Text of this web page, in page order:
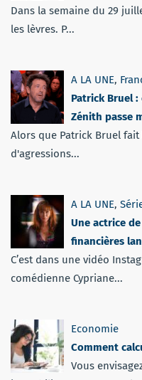
Dans la semaine du 29
les lèvres. P...
A LA UNE,
Patrick Bruel
Zénith passe
Alors que Patrick Bruel
d'agressions...
A LA UNE,
Une actrice
financières
C’est dans une vidéo
comédienne Cypriane...
Economie
Comment
Vous